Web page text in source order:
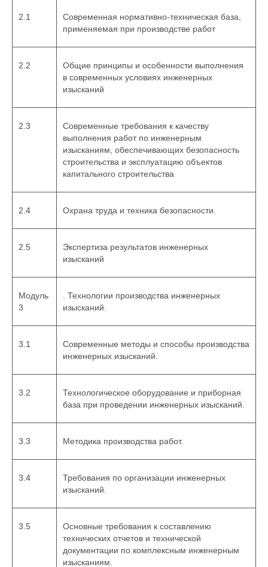
2.1
Современная нормативно-техническая база,
применяемая при производстве работ
2.2
Общие принципы и особенности выполнения
в современных условиях инженерных
изысканий
2.3
Современные требования к качеству
выполнения работ по инженерным
изысканиям, обеспечивающих безопасность
строительства и эксплуатацию объектов
капитального строительства
2.4 Охрана труда и техника безопасности.
2.5
Экспертиза результатов инженерных
изысканий
Модуль
3
. Технологии производства инженерных
изысканий.
3.1
Современные методы и способы производства
инженерных изысканий.
3.2
Технологическое оборудование и приборная
база при проведении инженерных изысканий.
3.3 Методика производства работ.
3.4
Требования по организации инженерных
изысканий.
3.5
Основные требования к составлению
технических отчетов и технической
документации по комплексным инженерным
изысканиям.